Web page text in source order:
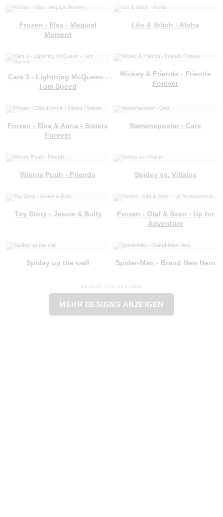
Frozen - Elsa - Magical
Moment
Lilo & Stitch - Aloha
Cars 3 - Lightning McQueen -
I am Speed
Mickey & Friends - Friends
Forever
Frozen - Elsa & Anna - Sisters
Forever
Namensposter - Cars
Winnie Puuh - Friends Spidey vs. Villains
Toy Story - Jessie & Bully
Frozen - Olaf & Sven - Up for
Adventure
Spidey up the wall Spider-Man - Brand New Hero
48 VON 128 DESIGNS
MEHR DESIGNS ANZEIGEN